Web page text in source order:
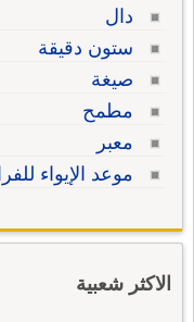
دال
ستون دقيقة
صيغة
مطمح
معبر
موعد الإيواء
الاكثر شعبية